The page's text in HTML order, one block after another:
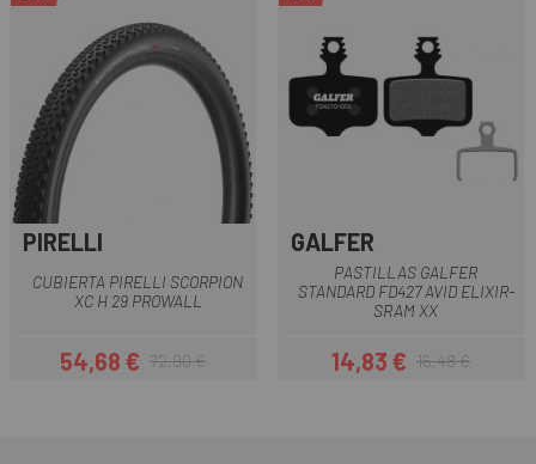
PIRELLI
CUBIERTA PIRELLI SCORPION
XC H 29 PROWALL
Prezzo
54,68 €Prezzo base
72,90 €
GALFER
PASTILLAS GALFER
STANDARD FD427 AVID ELIXIR-
SRAM XX
Prezzo
14,83 €Prezzo base
16,48 €